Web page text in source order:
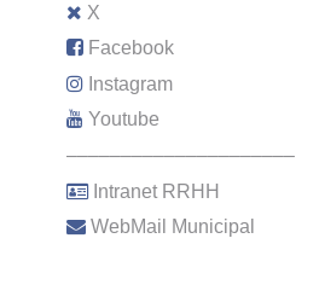
X
Facebook
Instagram
Youtube
–––––––––––––––––––––
Intranet RRHH
WebMail Municipal